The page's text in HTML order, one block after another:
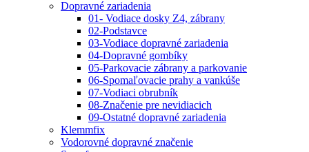
Dopravné zariadenia
01- Vodiace dosky Z4, zábrany
02-Podstavce
03-Vodiace dopravné zariadenia
04-Dopravné gombíky
05-Parkovacie zábrany a parkovanie
06-Spomaľovacie prahy a vankúše
07-Vodiaci obrubník
08-Značenie pre nevidiacich
09-Ostatné dopravné zariadenia
Klemmfix
Vodorovné dopravné značenie